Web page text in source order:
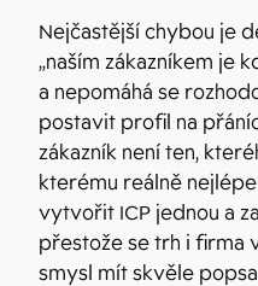
Nejčastější chybou je
„naším zákazníkem je
a nepomáhá se
postavit profil na
zákazník není ten,
kterému reálně
vytvořit ICP jednou a
přestože se trh i firma
smysl mít skvěle